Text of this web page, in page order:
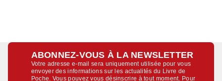
ABONNEZ-VOUS À LA NEWSLETTER
Votre adresse e-mail sera uniquement utilisée pour vous
envoyer des informations sur les actualités du Livre de
Poche. Vous pouvez vous désinscrire à tout moment. Pour